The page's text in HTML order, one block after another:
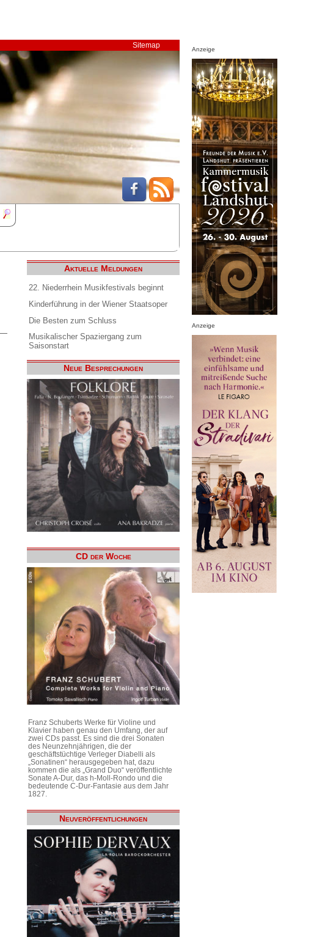
Sitemap
Aktuelle Meldungen
22. Niederrhein Musikfestivals beginnt
Kinderführung in der Wiener Staatsoper
Die Besten zum Schluss
Musikalischer Spaziergang zum
Saisonstart
Neue Besprechungen
CD der Woche
Franz Schuberts Werke für Violine und
Klavier haben genau den Umfang, der auf
zwei CDs passt. Es sind die drei Sonaten
des Neunzehnjährigen, die der
geschäftstüchtige Verleger Diabelli als
„Sonatinen“ herausgegeben hat, dazu
kommen die als „Grand Duo“ veröffentlichte
Sonate A-Dur, das h-Moll-Rondo und die
bedeutende C-Dur-Fantasie aus dem Jahr
1827.
Neuveröffentlichungen
Anzeige
Anzeige